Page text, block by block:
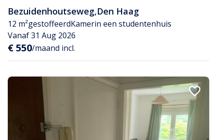
Bezuidenhoutseweg,Den Haag
12 m²gestoffeerdKamerin een studentenhuis
Vanaf 31 Aug 2026
€ 550/maand incl.